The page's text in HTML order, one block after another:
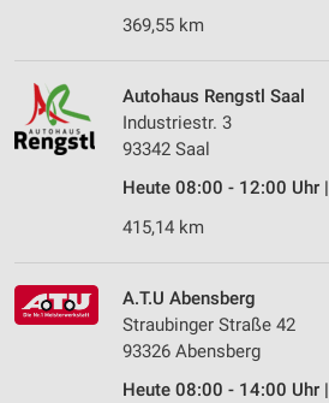
369,55 km
Autohaus Rengstl Saal
Industriestr. 3
93342 Saal
Heute 08:00 - 12:00 Uhr |
415,14 km
A.T.U Abensberg
Straubinger Straße 42
93326 Abensberg
Heute 08:00 - 14:00 Uhr |